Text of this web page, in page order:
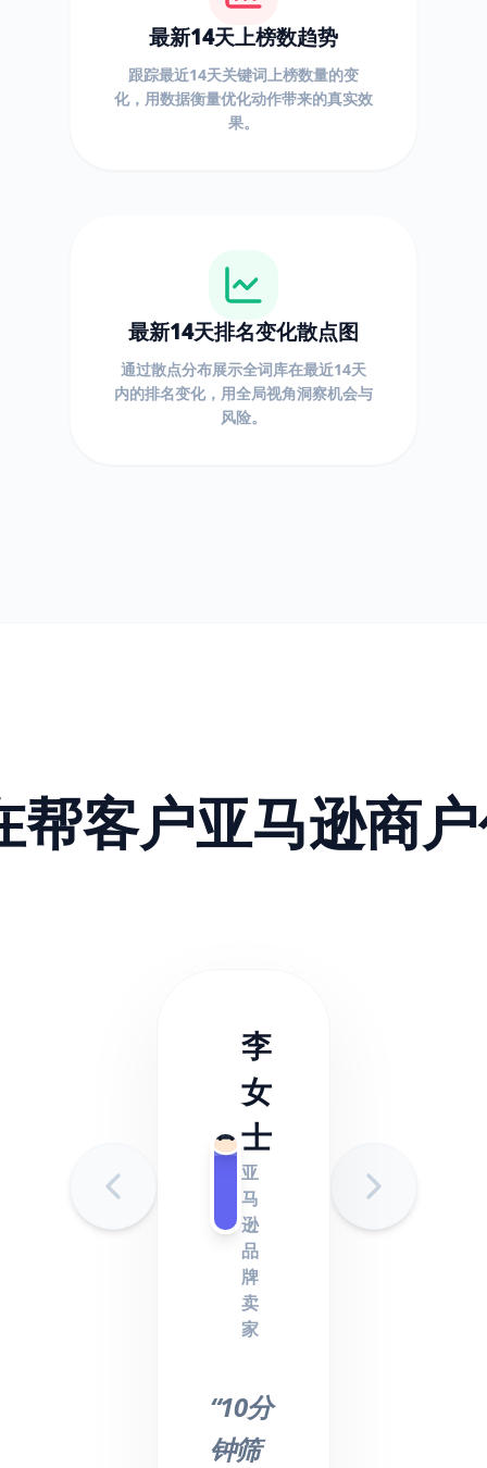
最新14天上榜数趋势
跟踪最近14天关键词上榜数量的变
化，用数据衡量优化动作带来的真实效
果。
最新14天排名变化散点图
通过散点分布展示全词库在最近14天
内的排名变化，用全局视角洞察机会与
风险。
客户亚马逊商
李
女
士
亚
马
逊
品
牌
卖
家
“10分
钟筛